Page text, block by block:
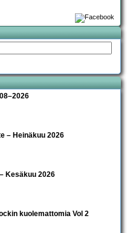
– Heinäkuu 2026
Kesäkuu 2026
kuolemattomia Vol 2